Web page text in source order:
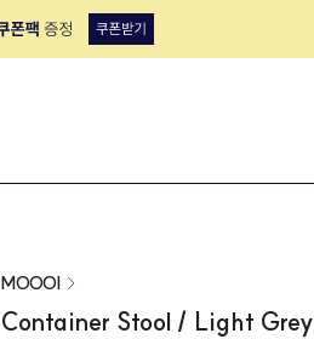
MOOOI
Container Stool / Light Grey